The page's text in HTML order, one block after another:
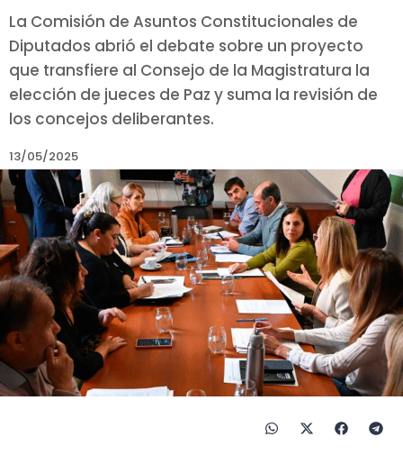
La Comisión de Asuntos Constitucionales de
Diputados abrió el debate sobre un proyecto
que transfiere al Consejo de la Magistratura la
elección de jueces de Paz y suma la revisión de
los concejos deliberantes.
13/05/2025